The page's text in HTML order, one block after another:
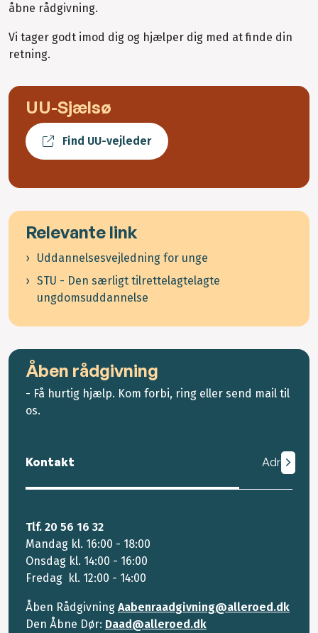
åbne rådgivning.
Vi tager godt imod dig og hjælper dig med at finde din
retning.
UU-Sjælsø
Find UU-vejleder
Relevante link
Uddannelsesvejledning for unge
STU - Den særligt tilrettelagtelagte
ungdomsuddannelse
Åben rådgivning
- Få hurtig hjælp. Kom forbi, ring eller send mail til
os.
Kontakt Adresse
Tlf. 20 56 16 32
Mandag kl. 16:00 - 18:00
Onsdag kl. 14:00 - 16:00
Fredag kl. 12:00 - 14:00
Åben Rådgivning Aabenraadgivning@alleroed.dk
Den Åbne Dør: Daad@alleroed.dk